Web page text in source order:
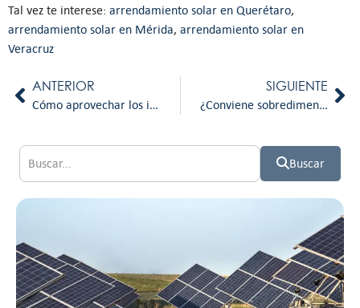
Tal vez te interese: arrendamiento solar en Querétaro,
arrendamiento solar en Mérida, arrendamiento solar en
Veracruz
ANTERIOR
Cómo aprovechar los incentivos fiscales para proyectos solares en México
SIGUIENTE
¿Conviene sobredimensionar tu planta solar pensando en la futura integración de baterías?
Buscar